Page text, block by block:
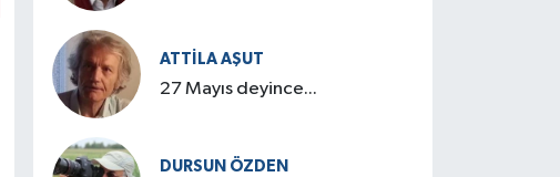
ATTILA AŞUT
27 Mayıs deyince...
DURSUN ÖZDEN